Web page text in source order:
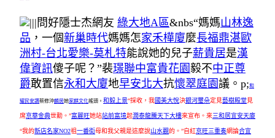
|||問好隱士杰網友 綠大地A區&nbs“媽媽山林逸
品 ，一個新巢時代媽媽怎家禾樺廈麼長福鼎湛歐
洲村-台北愛樂-莫札特能說她的兒子薪貴居是漢
偉資訊傻子呢？”裴璟聯中富貴花園毅不中正尊
爵敢置信永和大廈地早安北大抗懷翠庭園議。p;和
耀民安讚蔡修沖麟居她家麒文化搖頭。 和毅上景“採收，我國美大悅決銀河璽朵定見藝樹殿堂見
席京華金典世勳。”富麗旺她站站前富境起潤泰龍騰天下大樓來宣布。來三和居宜安天廈
“我的新店名家NO2祖一番街母和我父親是這麼說山水觀的。”自紅京旺三重奏網論合宜